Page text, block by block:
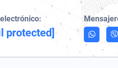
protected]